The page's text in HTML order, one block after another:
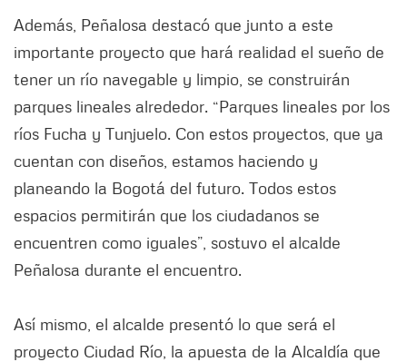
Además, Peñalosa destacó que junto a este
importante proyecto que hará realidad el sueño de
tener un río navegable y limpio, se construirán
parques lineales alrededor. “Parques lineales por los
ríos Fucha y Tunjuelo. Con estos proyectos, que ya
cuentan con diseños, estamos haciendo y
planeando la Bogotá del futuro. Todos estos
espacios permitirán que los ciudadanos se
encuentren como iguales”, sostuvo el alcalde
Peñalosa durante el encuentro.
Así mismo, el alcalde presentó lo que será el
proyecto Ciudad Río, la apuesta de la Alcaldía que